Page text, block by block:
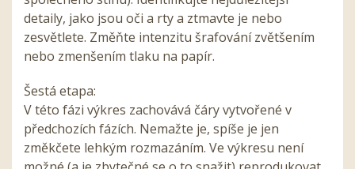
detaily, jako jsou oči a rty a ztmavte je nebo
zesvětlete. Změňte intenzitu šrafování zvětšením
nebo zmenšením tlaku na papír.
Šestá etapa:
V této fázi výkres zachovává čáry vytvořené v
předchozích fázích. Nemažte je, spíše je jen
změkčete lehkým rozmazáním. Ve výkresu není